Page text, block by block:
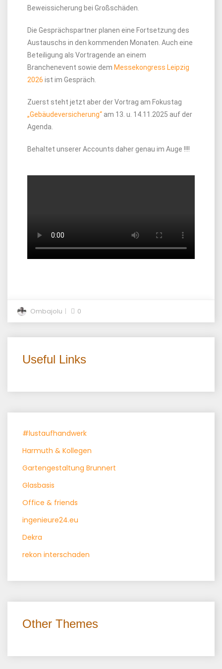
Beweissicherung bei Großschäden.
Die Gesprächspartner planen eine Fortsetzung des
Austauschs in den kommenden Monaten. Auch eine
Beteiligung als Vortragende an einem
Branchenevent sowie dem Messekongress Leipzig
2026 ist im Gespräch.
Zuerst steht jetzt aber der Vortrag am Fokustag
„Gebäudeversicherung“ am 13. u. 14.11.2025 auf der
Agenda.
Behaltet unserer Accounts daher genau im Auge !!!!
Ombajolu 0
Useful Links
#lustaufhandwerk
Harmuth & Kollegen
Gartengestaltung Brunnert
Glasbasis
Office & friends
ingenieure24.eu
Dekra
rekon interschaden
Other Themes